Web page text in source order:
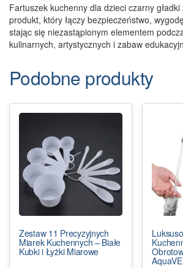
Fartuszek kuchenny dla dzieci czarny
produkt, który łączy bezpieczeństwo,
stając się niezastąpionym elementem
kulinarnych, artystycznych i zabaw
Podobne produkty
Zestaw 11 Precyzyjnych
Miarek Kuchennych – Białe
Kubki i Łyżki Miarowe